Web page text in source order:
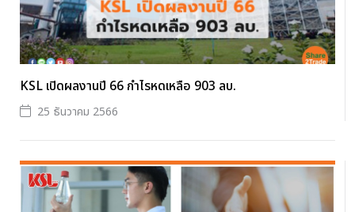
KSL เปิดผลงานปี 66 กำไรหดเหลือ 903 ลบ.
25 ธันวาคม 2566